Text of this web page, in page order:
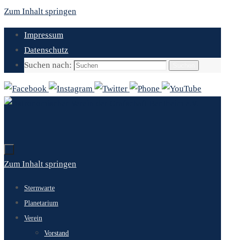
Zum Inhalt springen
Impressum
Datenschutz
Suchen nach:
Zum Inhalt springen
Sternwarte
Planetarium
Verein
Vorstand